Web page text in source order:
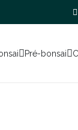
Pré-bonsai